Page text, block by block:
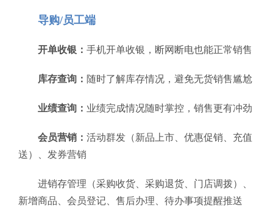
导购/员工端
开单收银： 手机开单收银，断网断电也能正常销售
库存查询： 随时了解库存情况，避免无货销售尴尬
业绩查询： 业绩完成情况随时掌控，销售更有冲劲
会员营销： 活动群发（新品上市、优惠促销、充值
送）、发券营销
进销存管理（采购收货、采购退货、门店调拨）、
新增商品、会员登记、售后办理、待办事项提醒推送